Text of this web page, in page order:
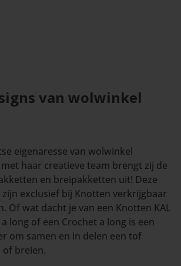
van wolwinkel
eigenaresse van wolwinkel
haar creatieve team brengt zij de
en breipakketten uit! Deze
exclusief bij Knotten verkrijgbaar
Of wat dacht je van een Knotten KAL
a long of een Crochet a long is een
om samen en in delen een tof
of breien.